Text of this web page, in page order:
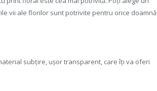
vii ale florilor sunt potrivite pentru orice doamnă
subțire, ușor transparent, care îți va oferi